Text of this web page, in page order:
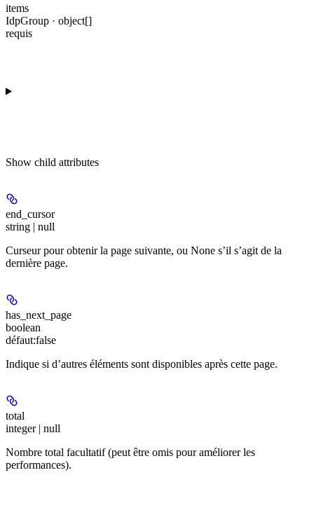
items
IdpGroup · object[]
requis
Show child attributes
end_cursor
string | null
Curseur pour obtenir la page suivante, ou None s’il s’agit de la
dernière page.
has_next_page
boolean
défaut:false
Indique si d’autres éléments sont disponibles après cette page.
total
integer | null
Nombre total facultatif (peut être omis pour améliorer les
performances).